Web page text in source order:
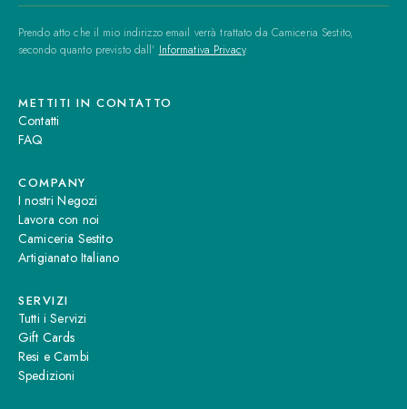
Prendo atto che il mio indirizzo email verrà trattato da Camiceria Sestito,
secondo quanto previsto dall' Informativa Privacy.
METTITI IN CONTATTO
Contatti
FAQ
COMPANY
I nostri Negozi
Lavora con noi
Camiceria Sestito
Artigianato Italiano
SERVIZI
Tutti i Servizi
Gift Cards
Resi e Cambi
Spedizioni